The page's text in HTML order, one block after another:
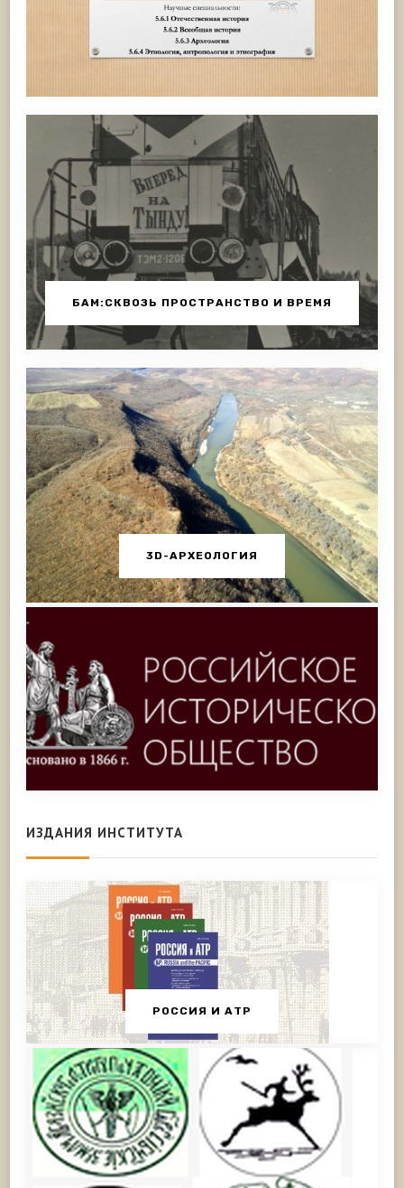
БАМ:СКВОЗЬ ПРОСТРАНСТВО И ВРЕМЯ
3D-АРХЕОЛОГИЯ
ИЗДАНИЯ ИНСТИТУТА
РОССИЯ И АТР